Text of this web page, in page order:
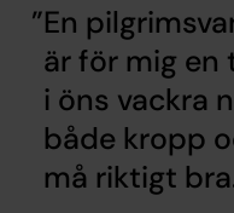
En
är för mig
i öns vackra
både kropp
må riktigt